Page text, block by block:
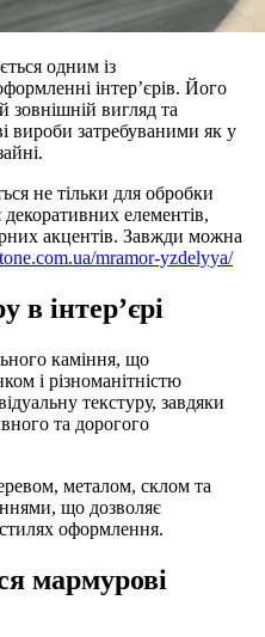
одним із
інтер’єрів. Його
зовнішній вигляд та
вироби затребуваними як у
не тільки для обробки
елементів,
акцентів. Завжди можна
mramor-yzdelyya/
в інтер’єрі
каміння, що
і різноманітністю
текстуру, завдяки
та дорогого
металом, склом та
що дозволяє
оформлення.
мармурові